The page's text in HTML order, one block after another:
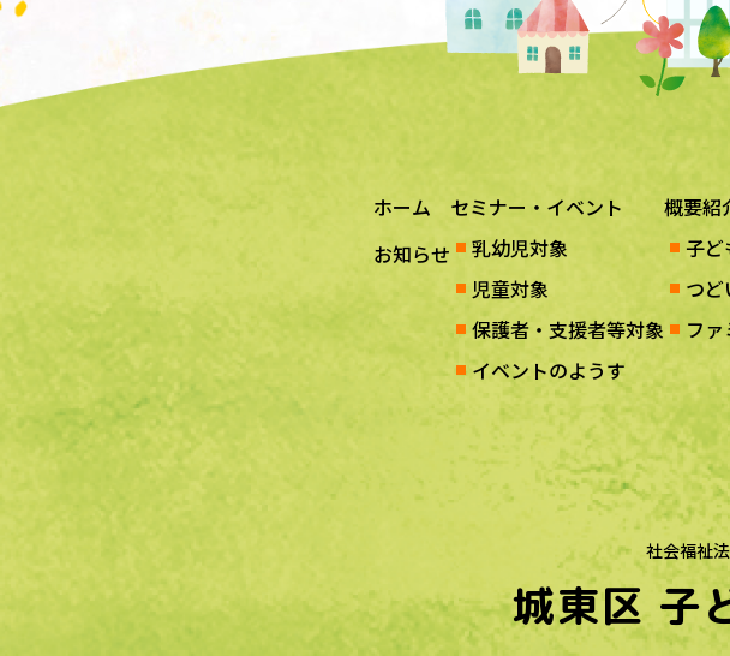
ホーム
お知らせ
セミナー・イベント
乳幼児対象
児童対象
保護者・支援者等対象
イベントのようす
概要紹
子ど
つ
フ
社会福祉
城東区子